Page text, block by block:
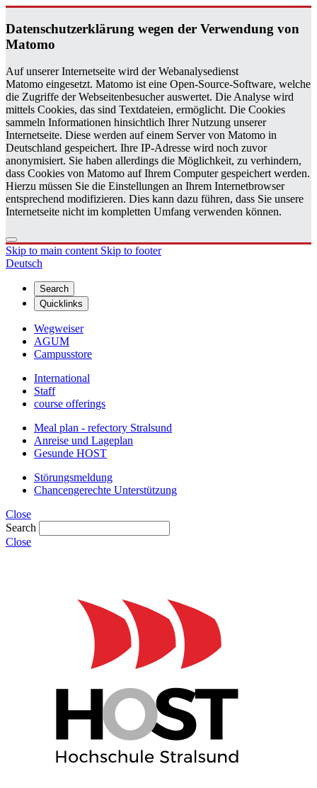
Daten­schutzerklärung wegen der Ver­wen­dung von
Matomo
Auf unserer Internetseite wird der Webanalysedienst
Matomo eingesetzt. Matomo ist eine Open-Source-Software, welche
die Zugriffe der Webseitenbesucher auswertet. Die Analyse wird
mittels Cookies, das sind Textdateien, ermöglicht. Die Cookies
sammeln Informationen hinsichtlich Ihrer Nutzung unserer
Internetseite. Diese werden auf einem Server von Matomo in
Deutschland gespeichert. Ihre IP-Adresse wird noch zuvor
anonymisiert. Sie haben allerdings die Möglichkeit, zu verhindern,
dass Cookies von Matomo auf Ihrem Computer gespeichert werden.
Hierzu müssen Sie die Einstellungen an Ihrem Internetbrowser
entsprechend modifizieren. Dies kann dazu führen, dass Sie unsere
Internetseite nicht im kompletten Umfang verwenden können.
Skip to main content Skip to footer
Deutsch
Search
Quicklinks
Wegweiser
AGUM
Campusstore
International
Staff
course offerings
Meal plan - refectory Stralsund
Anreise und Lageplan
Gesunde HOST
Störungsmeldung
Chancengerechte Unterstützung
Close
Search
Close